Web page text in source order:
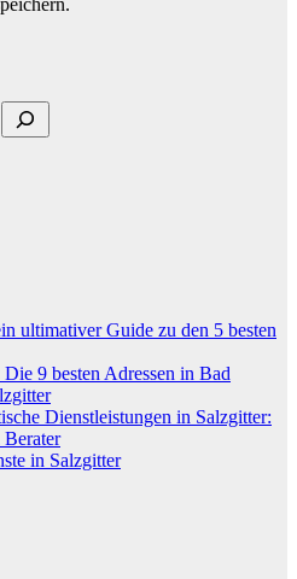
ultimativer Guide zu den 5 besten
9 besten Adressen in Bad
Dienstleistungen in Salzgitter:
Berater
in Salzgitter